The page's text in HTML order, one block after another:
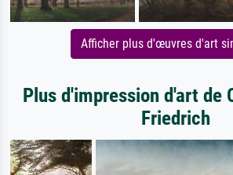
Afficher plus d'œuvres d'art
Plus d'impression d'art de
Friedrich